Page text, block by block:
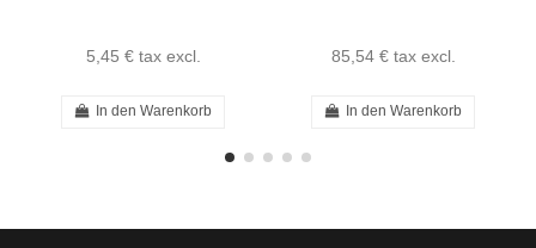
5,45 € tax excl.
In den Warenkorb
85,54 € tax excl.
In den Warenkorb